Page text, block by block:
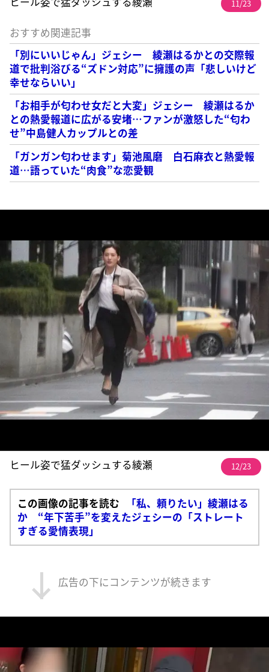
11/23
おすすめ関連記事
「別にいいじゃん」ジェシー 綾瀬はるかとの交際報
道で批判浴びる“ズドン対応”に擁護の声「悲しいけど
幸せならいい」
「お相手が匂わせ女だと大変」ジェシー 綾瀬はるか
との熱愛報道に広がる安堵…ファンが激怒した“匂わ
せ”中島健人カップルとの差
「ガンガン匂わせます」菊池風磨 白石麻衣と熱愛報
道…語っていた“肉食”な恋愛観
ヒール姿で猛ダッシュする綾瀬 12/23
この画像の記事を読む
「私、頼りたい」綾瀬はる
か “年下苦手”を変えたジェシーの「ストレート
すぎる愛情表現」
広告の下にコンテンツが続きます